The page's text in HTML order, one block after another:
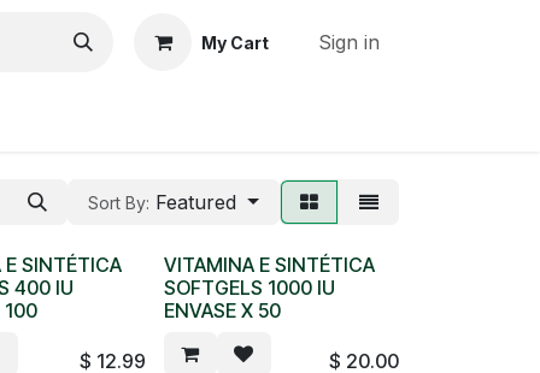
My Cart Sign in
Sort By: Featured
SINTÉTICA
400 IU
100
$ 12.99
VITAMINA E SINTÉTICA
SOFTGELS 1000 IU
ENVASE X 50
$ 20.00